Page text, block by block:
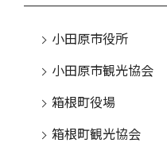
小田原市役所
小田原市観光協会
箱根町役場
箱根町観光協会